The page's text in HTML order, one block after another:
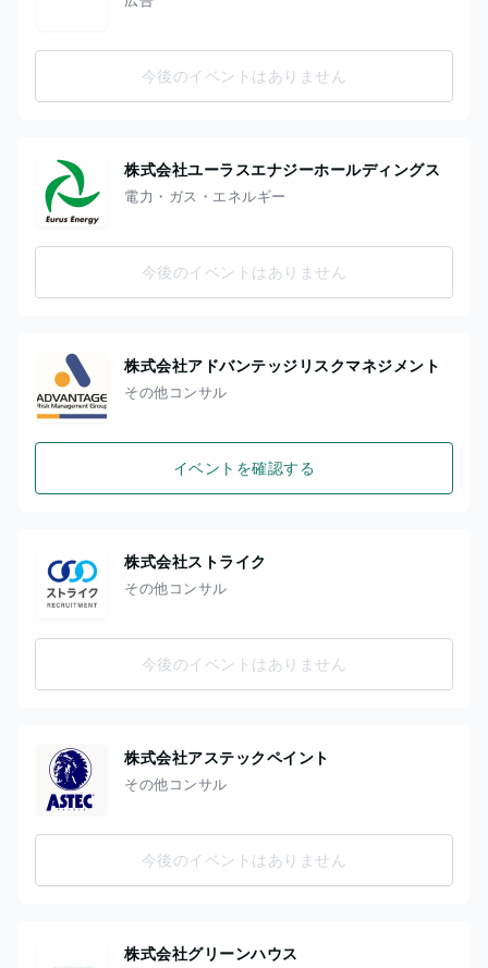
今後のイベントはありません
株式会社ユーラスエナジーホールディングス
電力・ガス・エネルギー
今後のイベントはありません
株式会社アドバンテッジリスクマネジメント
その他コンサル
イベントを確認する
株式会社ストライク
その他コンサル
今後のイベントはありません
株式会社アステックペイント
その他コンサル
今後のイベントはありません
株式会社グリーンハウス